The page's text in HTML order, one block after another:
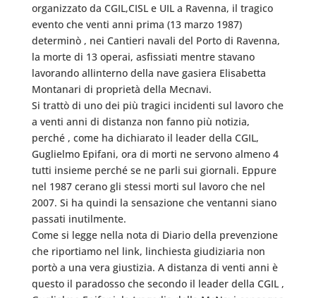
organizzato da CGIL,CISL e UIL a Ravenna, il tragico
evento che venti anni prima (13 marzo 1987)
determinò , nei Cantieri navali del Porto di Ravenna,
la morte di 13 operai, asfissiati mentre stavano
lavorando allinterno della nave gasiera Elisabetta
Montanari di proprietà della Mecnavi.
Si trattò di uno dei più tragici incidenti sul lavoro che
a venti anni di distanza non fanno più notizia,
perché , come ha dichiarato il leader della CGIL,
Guglielmo Epifani, ora di morti ne servono almeno 4
tutti insieme perché se ne parli sui giornali. Eppure
nel 1987 cerano gli stessi morti sul lavoro che nel
2007. Si ha quindi la sensazione che ventanni siano
passati inutilmente.
Come si legge nella nota di Diario della prevenzione
che riportiamo nel link, linchiesta giudiziaria non
portò a una vera giustizia. A distanza di venti anni è
questo il paradosso che secondo il leader della CGIL ,